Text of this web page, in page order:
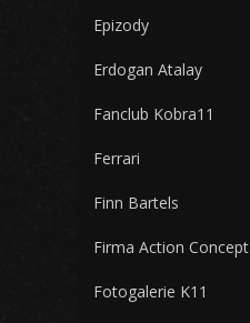
Epizody
Erdogan Atalay
Fanclub Kobra11
Ferrari
Finn Bartels
Firma Action Concept
Fotogalerie K11